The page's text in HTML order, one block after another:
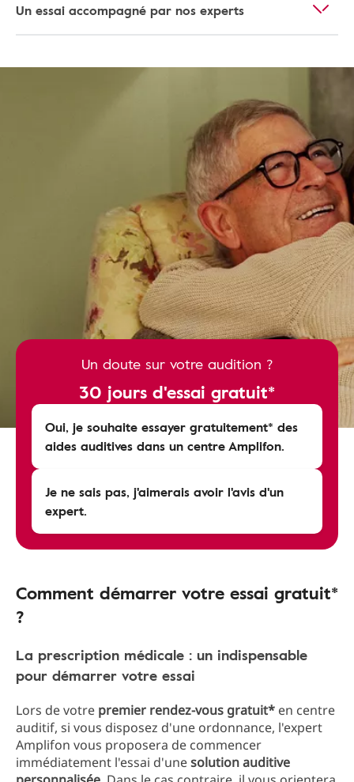
Un essai accompagné par nos experts
Un doute sur votre audition ?
30 jours d'essai gratuit*
Oui, je souhaite essayer gratuitement* des
aides auditives dans un centre Amplifon.
Je ne sais pas, j'aimerais avoir l'avis d'un
expert.
Comment démarrer votre essai gratuit*
?
La prescription médicale : un indispensable
pour démarrer votre essai
Lors de votre premier rendez-vous gratuit* en centre
auditif, si vous disposez d'une ordonnance, l'expert
Amplifon vous proposera de commencer
immédiatement l'essai d'unesolution auditive